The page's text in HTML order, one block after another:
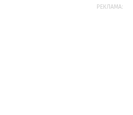
РЕКЛАМА: